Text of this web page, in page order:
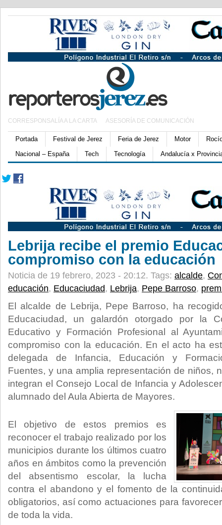
CORRESPONSALÍA A LA CARTA ASESORÍA DE COMUNICACIÓN
Portada Festival de Jerez Feria de Jerez Motor
Nacional – España
Tech Tecnología Andalucía x
Lebrija recibe el premio
compromiso con la educación
Noticia de 19 febrero, 2023 - 20:12. Tags: alcalde,
educación, Educaciudad, Lebrija, Pepe Barroso,
El alcalde de Lebrija, Pepe Barroso, ha
Educaciudad, un galardón otorgado por la
Educativo y Formación Profesional al
compromiso con la educación. En el acto ha
delegada de Infancia, Educación y
Fuentes, y una amplia representación de niños,
integran el Consejo Local de Infancia y
alumnado del Aula Abierta de Mayores.
El objetivo de estos premios es
reconocer el trabajo realizado por los
municipios durante los últimos cuatro
años en ámbitos como la prevención
del absentismo escolar, la lucha
contra el abandono y el fomento de la
obligatorios, así como actuaciones para
de toda la vida.